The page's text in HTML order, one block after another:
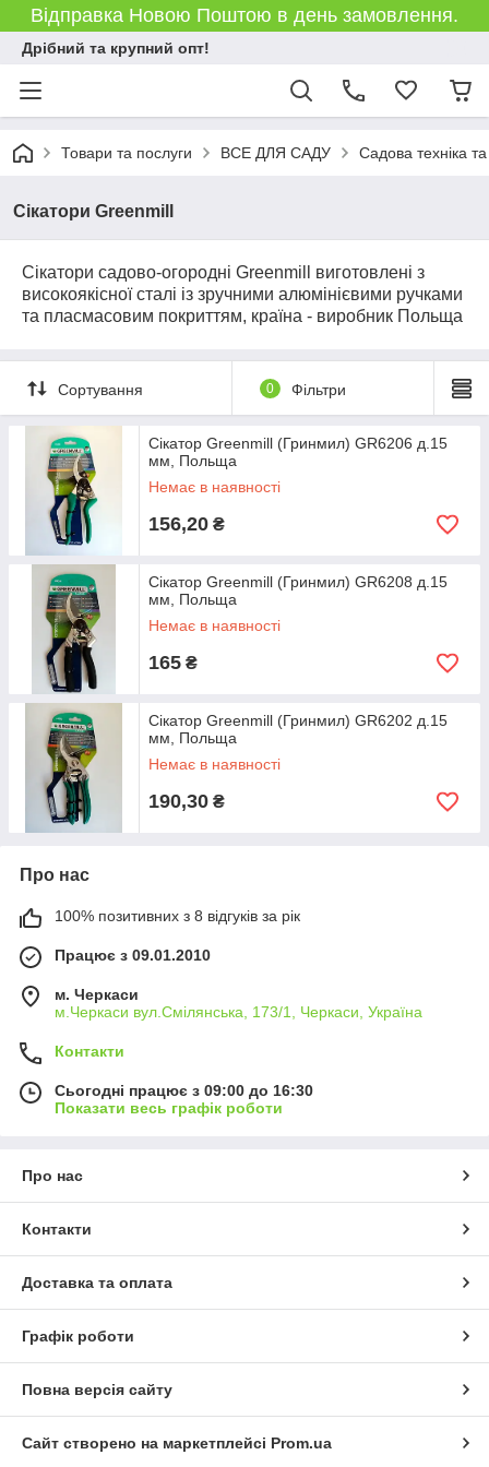
Відправка Новою Поштою в день замовлення.
Дрібний та крупний опт!
Товари та послуги ВСЕ ДЛЯ САДУ Садова техніка
Сікатори Greenmill
Сікатори садово-огородні Greenmill виготовлені з
високоякісної сталі із зручними алюмінієвими ручками
та пласмасовим покриттям, країна - виробник Польща
Сортування 0 Фільтри
Сікатор Greenmill (Гринмил) GR6206 д.15
мм, Польща
Немає в наявності
156,20 ₴
Сікатор Greenmill (Гринмил) GR6208 д.15
мм, Польща
Немає в наявності
165 ₴
Сікатор Greenmill (Гринмил) GR6202 д.15
мм, Польща
Немає в наявності
190,30 ₴
Про нас
100% позитивних з 8 відгуків за рік
Працює з 09.01.2010
м. Черкаси
м.Черкаси вул.Смілянська, 173/1, Черкаси, Україна
Контакти
Сьогодні працює з 09:00 до 16:30
Показати весь графік роботи
Про нас
Контакти
Доставка та оплата
Графік роботи
Повна версія сайту
Сайт створено на маркетплейсі Prom.ua